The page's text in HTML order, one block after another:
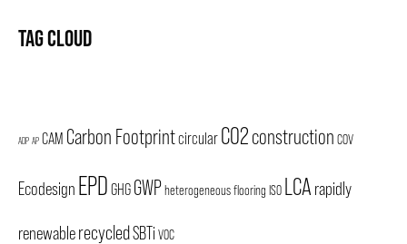
TAG CLOUD
ADP AP CAM Carbon FootprintcircularCO2construction COV
Ecodesign EPDGHGGWPheterogeneous flooring ISO LCA rapidly
renewablerecycledSBTi VOC